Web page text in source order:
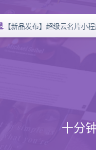
【新品发布】超级云名片小
十分